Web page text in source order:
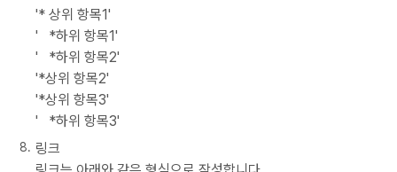
'* 상위 항목1'
' *하위 항목1'
' *하위 항목2'
'*상위 항목2'
'*상위 항목3'
' *하위 항목3'
링크